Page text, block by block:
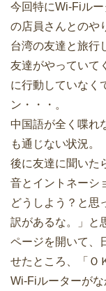
今回特にWi-Fiル
の店員さんとのや
台湾の友達と旅行
友達がやっていて
に行動していなく
ン・・・。
中国語が全く喋れ
も通じない状況。
後に友達に聞いた
音とイントネーシ
どうしよう？と思
訳があるな。」と
ページを開いて、
せたところ、「Ｏ
Wi-Fiルーターが